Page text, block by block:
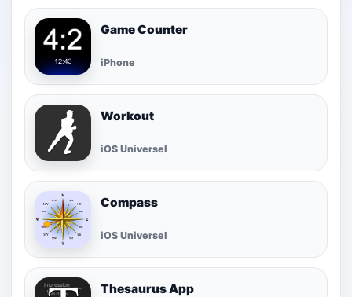
Game Counter
iPhone
Workout
iOS Universel
Compass
iOS Universel
Thesaurus App